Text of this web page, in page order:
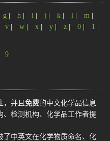
g h i j k l m
v w x y z 0 1
9
，并且 免费的中文化学品信息
、检测机构、化学品工作者提
了中英文在化学物质命名、化